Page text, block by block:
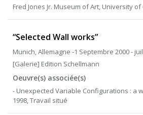
Fred Jones Jr. Museum of Art, University
“Selected Wall works”
Munich, Allemagne -1 Septembre 2000 -
[Galerie] Edition Schellmann
Oeuvre(s) associée(s)
- Unexpected Variable Configurations : a
1998, Travail situé